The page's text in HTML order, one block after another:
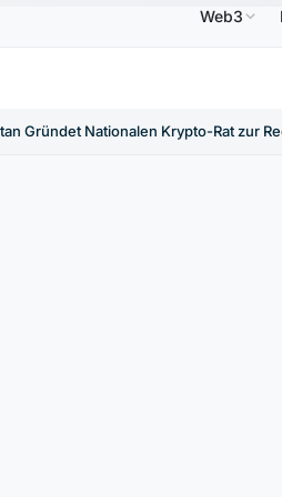
BNBBNB
Web3
Gründet Nationalen Krypto-Rat zur